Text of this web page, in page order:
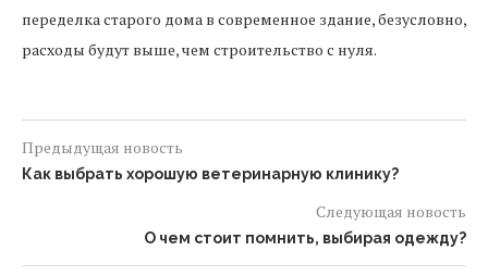
переделка старого дома в современное здание, безусловно,
расходы будут выше, чем строительство с нуля.
Предыдущая новость
Как выбрать хорошую ветеринарную клинику?
Следующая новость
О чем стоит помнить, выбирая одежду?